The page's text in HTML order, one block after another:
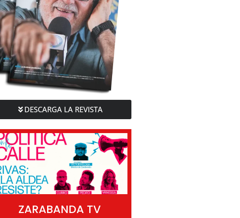
DESCARGA LA REVISTA
ZARABANDA TV